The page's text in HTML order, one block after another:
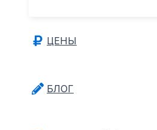
ЦЕНЫ
БЛОГ